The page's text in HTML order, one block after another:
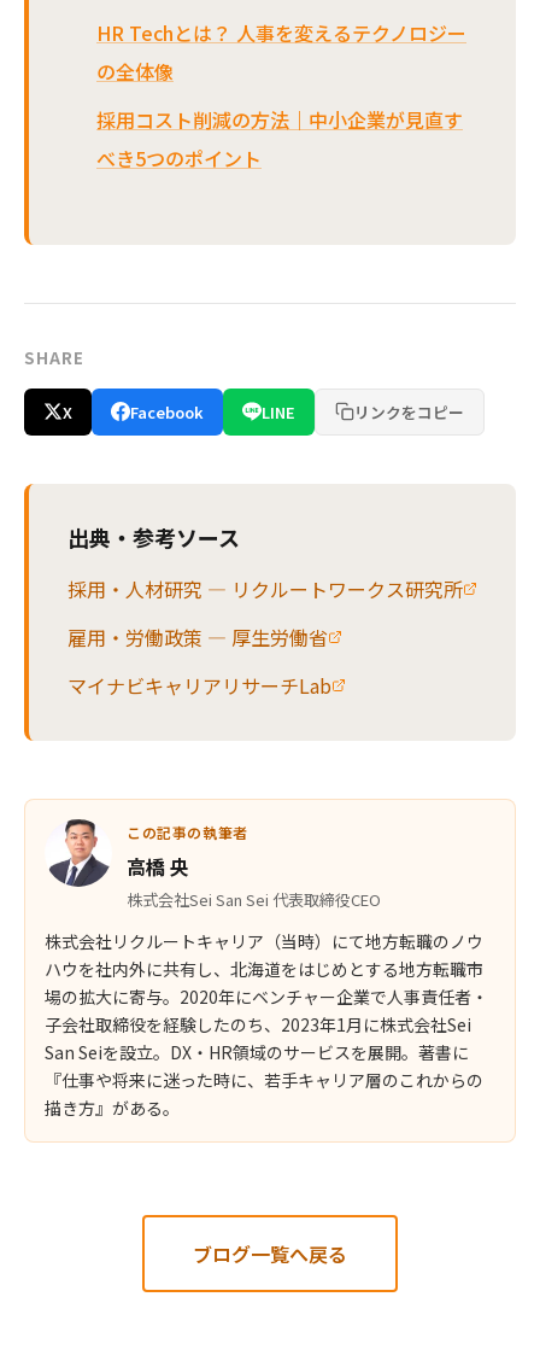
HR Techとは？ 人事を変えるテクノロジー
の全体像
採用コスト削減の方法｜中小企業が見直す
べき5つのポイント
SHARE
X Facebook LINE リンクをコピー
出典・参考ソース
採用・人材研究 — リクルートワークス研究所
雇用・労働政策 — 厚生労働省
マイナビキャリアリサーチLab
この記事の執筆者
高橋 央
株式会社Sei San Sei 代表取締役CEO
株式会社リクルートキャリア（当時）にて地方転職のノウ
ハウを社内外に共有し、北海道をはじめとする地方転職市
場の拡大に寄与。2020年にベンチャー企業で人事責任者・
子会社取締役を経験したのち、2023年1月に株式会社Sei
San Seiを設立。DX・HR領域のサービスを展開。著書に
『仕事や将来に迷った時に、若手キャリア層のこれからの
描き方』がある。
ブログ一覧へ戻る